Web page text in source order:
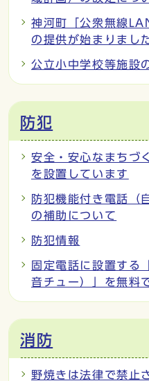
神河町「公衆無線
の提供が始まりまし
公立小中学校等施設
防犯
安全・安心なまちづ
を設置しています
防犯機能付き電話（
の補助について
防犯情報
固定電話に設置する
音チュー）」を無料
消防
野焼きは法律で禁止